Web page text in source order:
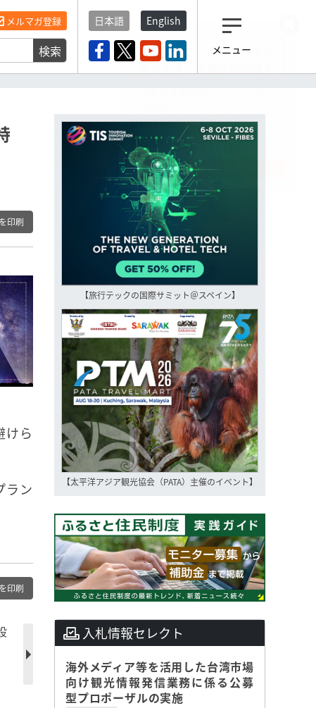
メルマガ登録
検索
日本語 English
メニュー
印刷
けら
ラン
印刷
【旅行テックの国際サミット＠スペイン】
【太平洋アジア観光協会（PATA）主催のイベント】
入札情報セレクト
海外メディア等を活用した台湾市場
向け観光情報発信業務に係る公募
型プロポーザルの実施
観光産業ニュース「トラベ
登録済みですよね？
もし未だ登録していないなら…
いますぐ登録する